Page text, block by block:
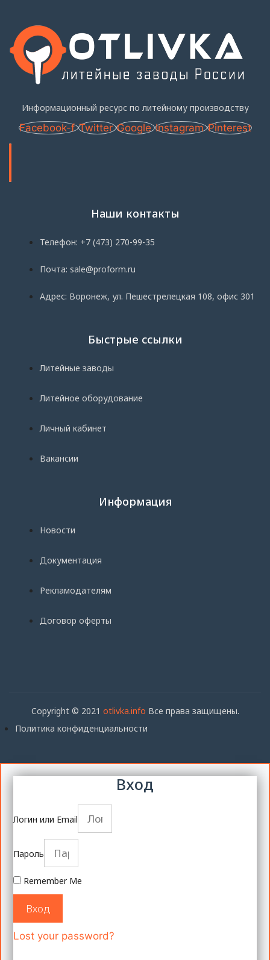
Информационный ресурс по литейному производству
Facebook-f Twitter Google Instagram Pinterest
Наши контакты
Телефон: +7 (473) 270-99-35
Почта: sale@proform.ru
Адрес: Воронеж, ул. Пешестрелецкая 108, офис 301
Быстрые ссылки
Литейные заводы
Литейное оборудование
Личный кабинет
Вакансии
Информация
Новости
Документация
Рекламодателям
Договор оферты
Copyright © 2021 otlivka.info Все права защищены.
Политика конфиденциальности
Вход
Логин или Email
Пароль
Remember Me
Вход
Lost your password?